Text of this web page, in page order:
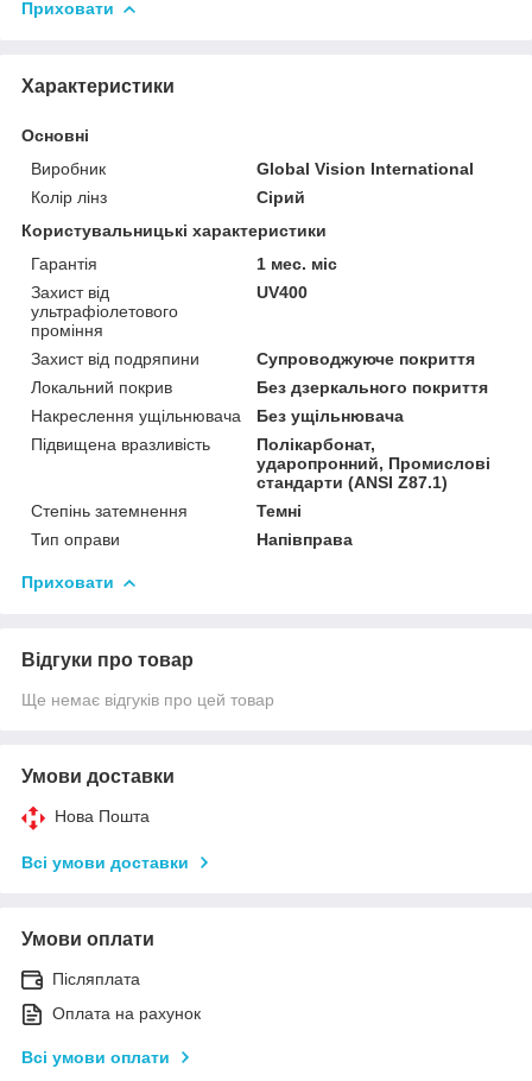
Приховати
Характеристики
Основні
Виробник
Global Vision International
Колір лінз
Сірий
Користувальницькі характеристики
Гарантія
1 мес. міс
Захист від
ультрафіолетового
проміння
UV400
Захист від подряпини
Супроводжуюче покриття
Локальний покрив
Без дзеркального покриття
Накреслення ущільнювача
Без ущільнювача
Підвищена вразливість
Полікарбонат,
ударопронний, Промислові
стандарти (ANSI Z87.1)
Степінь затемнення
Темні
Тип оправи
Напівправа
Приховати
Відгуки про товар
Ще немає відгуків про цей товар
Умови доставки
Нова Пошта
Всі умови доставки
Умови оплати
Післяплата
Оплата на рахунок
Всі умови оплати